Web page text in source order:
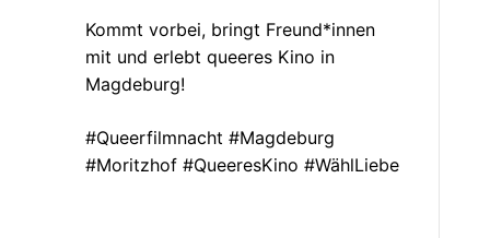
Kommt vorbei, bringt Freund*innen
mit und erlebt queeres Kino in
Magdeburg!
#Queerfilmnacht #Magdeburg
#Moritzhof #QueeresKino #WählLiebe